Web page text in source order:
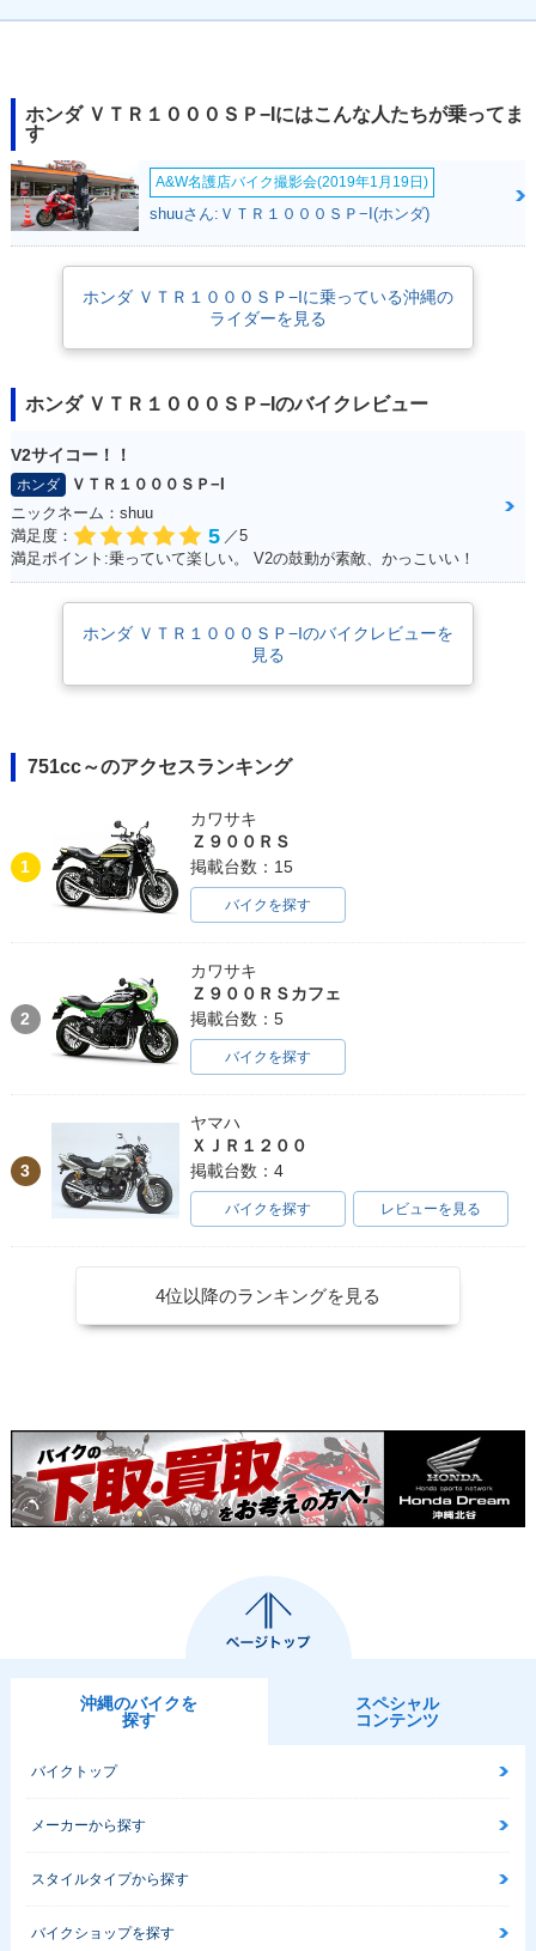
ホンダ ＶＴＲ１０００ＳＰ−Iにはこんな人たちが乗ってま
す
A&W名護店バイク撮影会(2019年1月19日)
shuuさん:ＶＴＲ１０００ＳＰ−I(ホンダ)
ホンダ ＶＴＲ１０００ＳＰ−Iに乗っている沖縄の
ライダーを見る
ホンダ ＶＴＲ１０００ＳＰ−Iのバイクレビュー
V2サイコー！！
ホンダ
ＶＴＲ１０００ＳＰ−I
ニックネーム：shuu
満足度：
5 ／5
満足ポイント:乗っていて楽しい。 V2の鼓動が素敵、かっこいい！
ホンダ ＶＴＲ１０００ＳＰ−Iのバイクレビューを
見る
751cc～のアクセスランキング
1
カワサキ
Ｚ９００ＲＳ
掲載台数：15
バイクを探す
2
カワサキ
Ｚ９００ＲＳカフェ
掲載台数：5
バイクを探す
3
ヤマハ
ＸＪＲ１２００
掲載台数：4
バイクを探す レビューを見る
4位以降のランキングを見る
沖縄のバイクを
探す
スペシャル
コンテンツ
バイクトップ
メーカーから探す
スタイルタイプから探す
バイクショップを探す